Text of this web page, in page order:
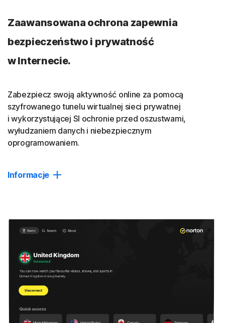
Wiele protokołów
Wiele protokołów, w tym WireGuard, OpenVPN, IPSec
oraz nasz autorski protokół Mimic z szyfrowaniem
i bezpieczeństwo oraz nieprzerwany dostęp do usług
Blokowanie reklam14
Usprawnij przeglądanie sieci, blokując niechciane reklamy
w przeglądarce desktopowej.
Zaawansowana ochrona zapewnia
bezpieczeństwo i prywatność
w Internecie.
Zabezpiecz swoją aktywność online za pomocą
szyfrowanego tunelu wirtualnej sieci prywatnej
i wykorzystującej SI ochronie przed oszustwami,
wyłudzaniem danych i niebezpiecznym
oprogramowaniem.
Informacje
w czasie rzeczywistym przed niebezpiecznym
oprogramowaniem i oprogramowaniem wymuszającym
Zaawansowana prywatność
Aby zyskać większą anonimowość, wybierz
zaawansowane serwery, które będą regularnie zmieniać
Twój adres IP lub łączyć Cię za pośrednictwem wielu
lokalizacji (wersja beta).